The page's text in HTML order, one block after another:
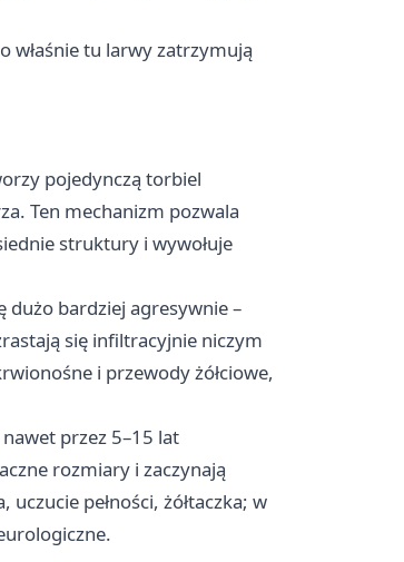
właśnie tu larwy zatrzymują
pojedynczą torbiel
Ten mechanizm pozwala
struktury i wywołuje
dużo bardziej agresywnie –
się infiltracyjnie niczym
i przewody żółciowe,
przez 5–15 lat
rozmiary i zaczynają
pełności, żółtaczka; w